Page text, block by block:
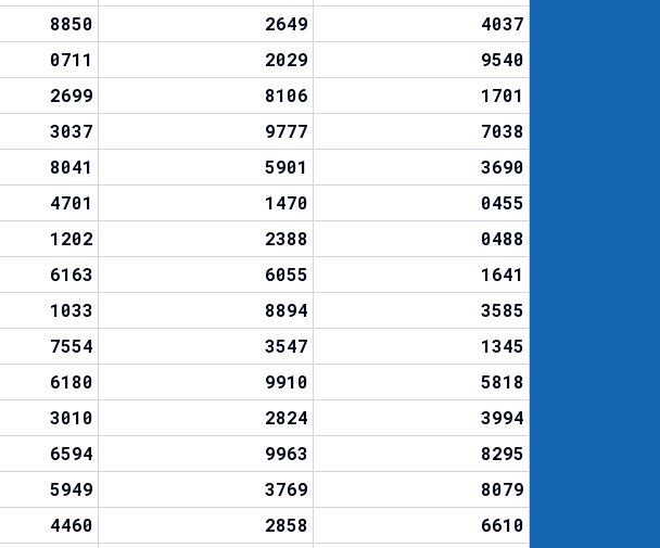
8850 2649
4037
0711 2029
9540
2699 8106
1701
3037 9777
7038
8041 5901
3690
4701 1470
0455
1202 2388
0488
6163 6055
1641
1033 8894
3585
7554 3547
1345
6180 9910
5818
3010 2824
3994
6594 9963
8295
5949 3769
8079
4460 2858
6610